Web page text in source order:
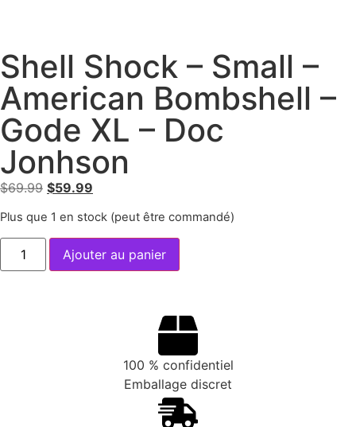
Shell Shock – Small –
American Bombshell –
Gode XL – Doc
Jonhson
$69.99 $59.99
Plus que 1 en stock (peut être commandé)
Ajouter au panier
100 % confidentiel
Emballage discret